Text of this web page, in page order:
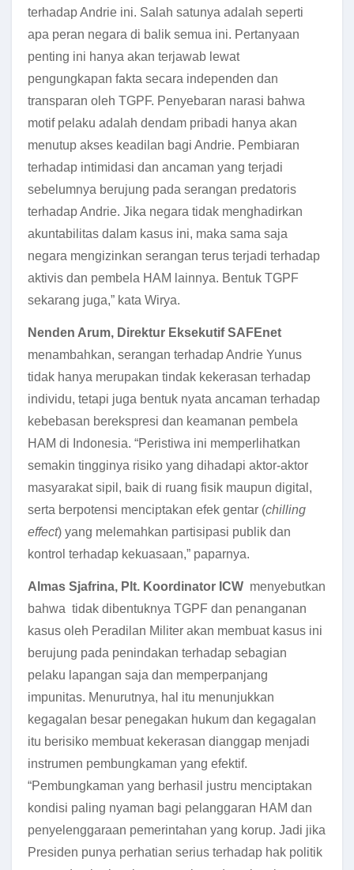
terhadap Andrie ini. Salah satunya adalah seperti
apa peran negara di balik semua ini. Pertanyaan
penting ini hanya akan terjawab lewat
pengungkapan fakta secara independen dan
transparan oleh TGPF. Penyebaran narasi bahwa
motif pelaku adalah dendam pribadi hanya akan
menutup akses keadilan bagi Andrie. Pembiaran
terhadap intimidasi dan ancaman yang terjadi
sebelumnya berujung pada serangan predatoris
terhadap Andrie. Jika negara tidak menghadirkan
akuntabilitas dalam kasus ini, maka sama saja
negara mengizinkan serangan terus terjadi terhadap
aktivis dan pembela HAM lainnya. Bentuk TGPF
sekarang juga,” kata Wirya.
Nenden Arum, Direktur Eksekutif SAFEnet
menambahkan, serangan terhadap Andrie Yunus
tidak hanya merupakan tindak kekerasan terhadap
individu, tetapi juga bentuk nyata ancaman terhadap
kebebasan berekspresi dan keamanan pembela
HAM di Indonesia. “Peristiwa ini memperlihatkan
semakin tingginya risiko yang dihadapi aktor-aktor
masyarakat sipil, baik di ruang fisik maupun digital,
serta berpotensi menciptakan efek gentar (chilling
effect) yang melemahkan partisipasi publik dan
kontrol terhadap kekuasaan,” paparnya.
Almas Sjafrina, Plt. Koordinator ICW menyebutkan
bahwa tidak dibentuknya TGPF dan penanganan
kasus oleh Peradilan Militer akan membuat kasus ini
berujung pada penindakan terhadap sebagian
pelaku lapangan saja dan memperpanjang
impunitas. Menurutnya, hal itu menunjukkan
kegagalan besar penegakan hukum dan kegagalan
itu berisiko membuat kekerasan dianggap menjadi
instrumen pembungkaman yang efektif.
“Pembungkaman yang berhasil justru menciptakan
kondisi paling nyaman bagi pelanggaran HAM dan
penyelenggaraan pemerintahan yang korup. Jadi jika
Presiden punya perhatian serius terhadap hak politik